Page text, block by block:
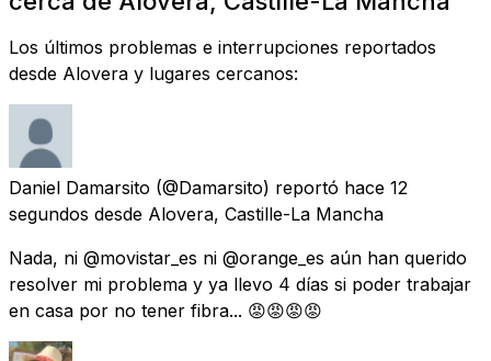
Los últimos problemas e interrupciones reportados
desde Alovera y lugares cercanos:
Daniel Damarsito (@Damarsito) reportó hace 12
segundos desde Alovera, Castille-La Mancha
Nada, ni @movistar_es ni @orange_es aún han querido
resolver mi problema y ya llevo 4 días si poder trabajar
en casa por no tener fibra... 😡😡😡😡